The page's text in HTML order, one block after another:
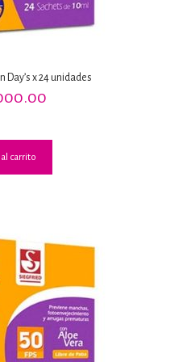
Day’s x 24 unidades
carrito